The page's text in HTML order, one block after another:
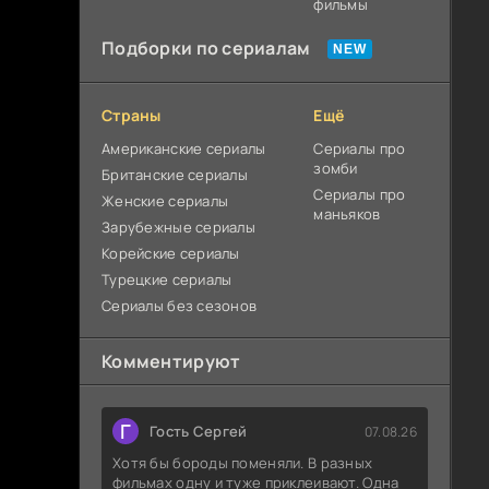
фильмы
Подборки по сериалам
Страны
Американские сериалы
Британские сериалы
Женские сериалы
Зарубежные сериалы
Корейские сериалы
Турецкие сериалы
Сериалы без сезонов
Ещё
Сериалы про
зомби
Сериалы про
маньяков
Комментируют
Г Гость Сергей 07.08.26
Хотя бы бороды поменяли. В разных
фильмах одну и туже приклеивают. Одна